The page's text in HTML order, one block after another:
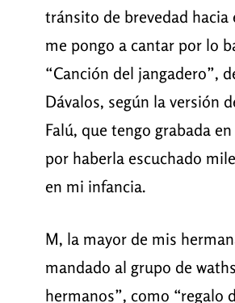
tránsito de brevedad hacia
me pongo a cantar por lo
“Canción del jangadero”,
Dávalos, según la versión
Falú, que tengo grabada
por haberla escuchado
en mi infancia.
M, la mayor de mis
mandado al grupo de
hermanos”, como “regalo